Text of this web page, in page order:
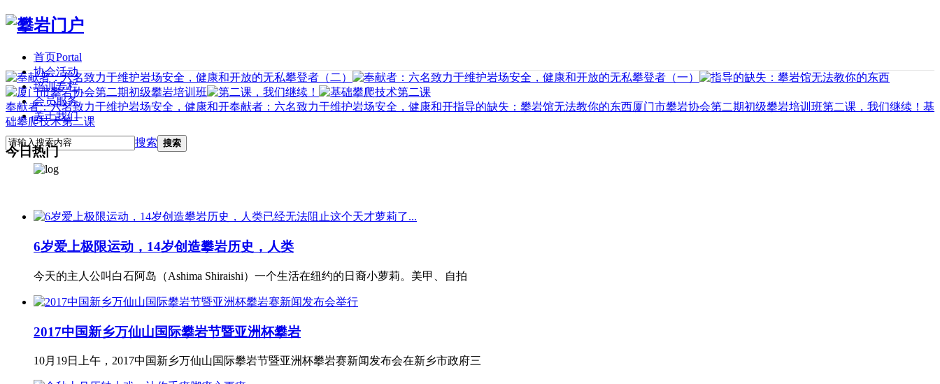
首页Portal
协会活动
培训专栏
会员服务
关于我们
搜索 搜索
奉献者：六名致力于维护岩场安全，健康和开奉献者：六名致力于维护岩场安全，健康和开指导的缺失：攀岩馆无法教你的东西厦门市攀岩协会第二期初级攀岩培训班第二课，我们继续！ 基
础攀爬技术第二课
今日热门
6岁爱上极限运动，14岁创造攀岩历史，人类
今天的主人公叫白石阿岛（Ashima Shiraishi）一个生活在纽约的日裔小萝莉。美甲、自拍
2017中国新乡万仙山国际攀岩节暨亚洲杯攀岩
10月19日上午，2017中国新乡万仙山国际攀岩节暨亚洲杯攀岩赛新闻发布会在新乡市政府三